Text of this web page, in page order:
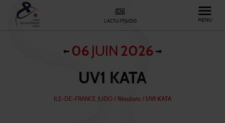
L'ACTU FFJUDO MENU
06 JUIN 2026
UV1 KATA
ILE-DE-FRANCE JUDO/ Résultats / UV1 KATA